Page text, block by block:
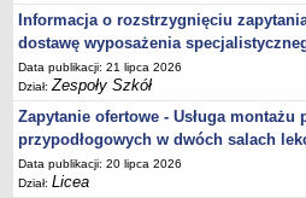
Informacja o rozstrzygnięciu
dostawę wyposażenia
Data publikacji: 21 lipca 2026
Dział:Zespoły Szkół
Zapytanie ofertowe - Usługa
przypodłogowych w dwóch salach
Data publikacji: 20 lipca 2026
Dział:Licea